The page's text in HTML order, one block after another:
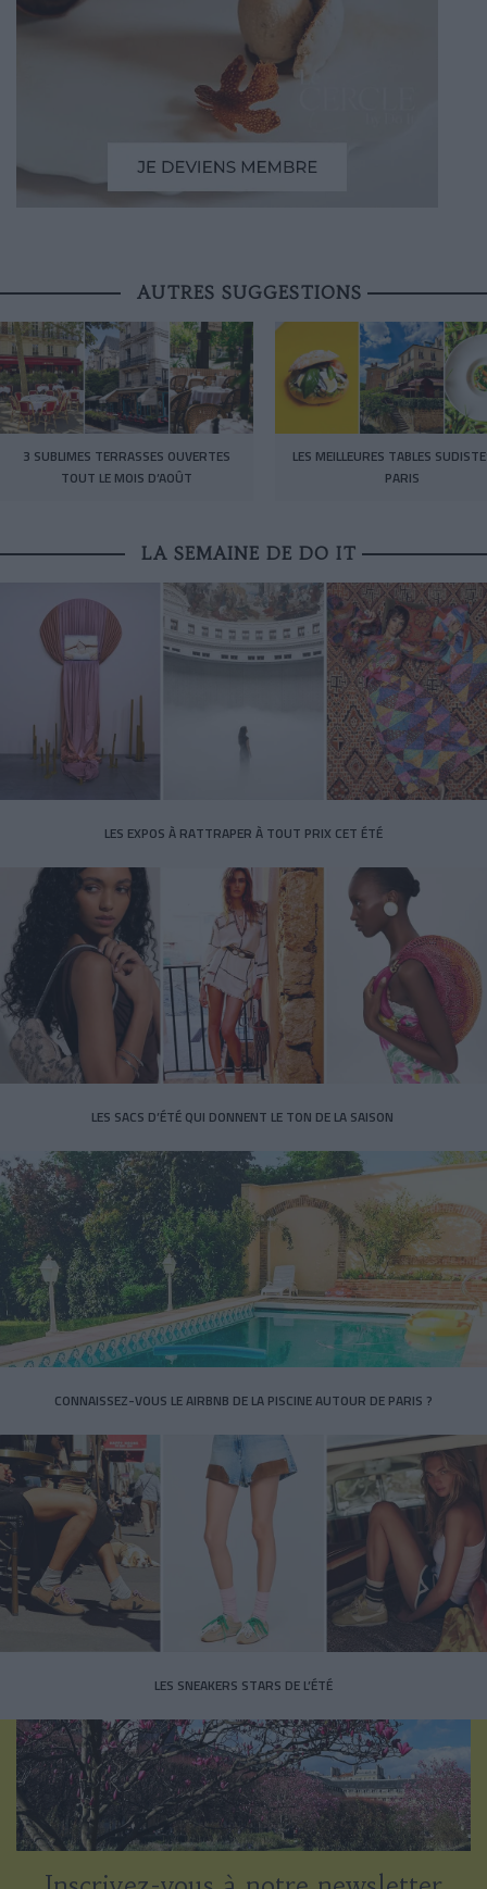
AUTRES SUGGESTIONS
3 SUBLIMES TERRASSES OUVERTES
TOUT LE MOIS D’AOÛT
LES MEILLEURES TABLES
PARIS
LA SEMAINE DE DO IT
LES EXPOS À RATTRAPER À TOUT PRIX CET ÉTÉ
LES SACS D’ÉTÉ QUI DONNENT LE TON DE LA SAISON
CONNAISSEZ-VOUS LE AIRBNB DE LA PISCINE AUTOUR DE PARIS ?
LES SNEAKERS STARS DE L’ÉTÉ